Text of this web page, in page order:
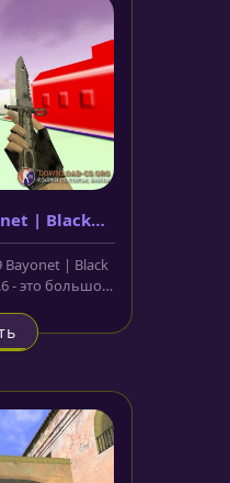
| Black
| Black
- это большой